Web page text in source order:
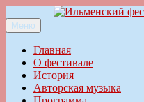
к
содержимому
Ильменский фестиваль
Меню
Главная
О фестивале
История
Авторская музыка